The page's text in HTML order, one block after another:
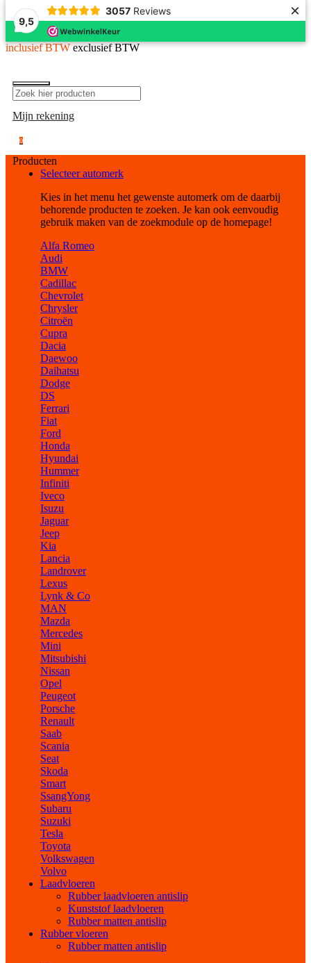
9,5
3057 Reviews ×
inclusief BTW exclusief BTW
Mijn rekening
0
Producten
Selecteer automerk
Kies in het menu het gewenste automerk om de daarbij
behorende producten te zoeken. Je kan ook eenvoudig
gebruik maken van de zoekmodule op de homepage!
Alfa Romeo
Audi
BMW
Cadillac
Chevrolet
Chrysler
Citroën
Cupra
Dacia
Daewoo
Daihatsu
Dodge
DS
Ferrari
Fiat
Ford
Honda
Hyundai
Hummer
Infiniti
Iveco
Isuzu
Jaguar
Jeep
Kia
Lancia
Landrover
Lexus
Lynk & Co
MAN
Mazda
Mercedes
Mini
Mitsubishi
Nissan
Opel
Peugeot
Porsche
Renault
Saab
Scania
Seat
Skoda
Smart
SsangYong
Subaru
Suzuki
Tesla
Toyota
Volkswagen
Volvo
Laadvloeren
Rubber laadvloeren antislip
Kunststof laadvloeren
Rubber matten antislip
Rubber vloeren
Rubber matten antislip